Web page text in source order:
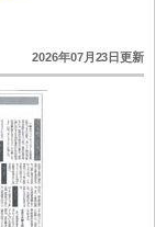
2026年07月23日更新